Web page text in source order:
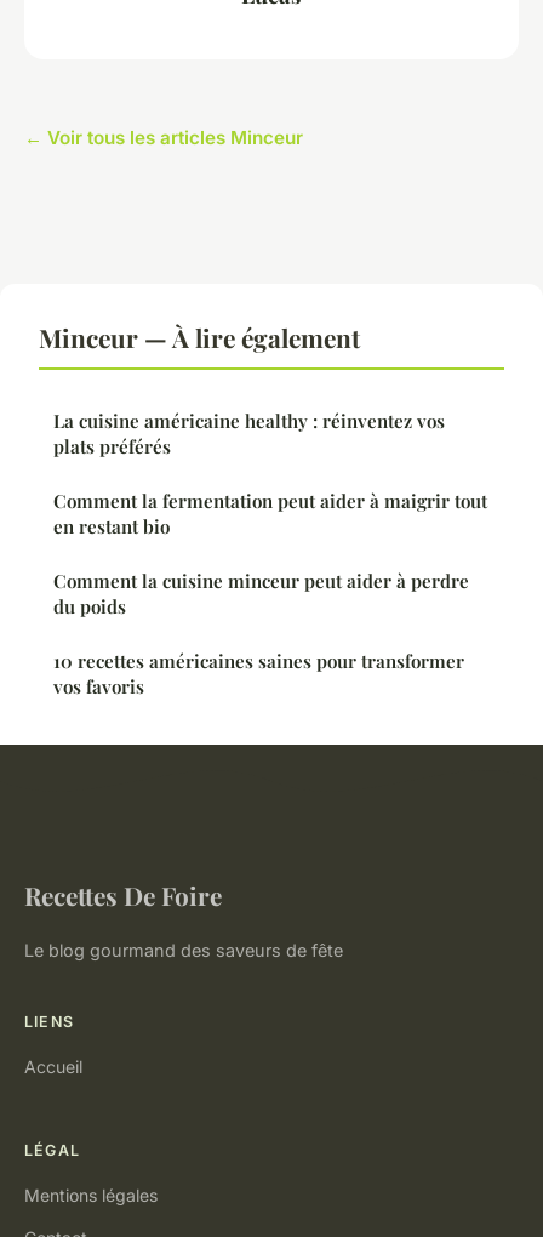
← Voir tous les articles Minceur
Minceur — À lire également
La cuisine américaine healthy : réinventez vos
plats préférés
Comment la fermentation peut aider à maigrir tout
en restant bio
Comment la cuisine minceur peut aider à perdre
du poids
10 recettes américaines saines pour transformer
vos favoris
Recettes De Foire
Le blog gourmand des saveurs de fête
LIENS
Accueil
LÉGAL
Mentions légales